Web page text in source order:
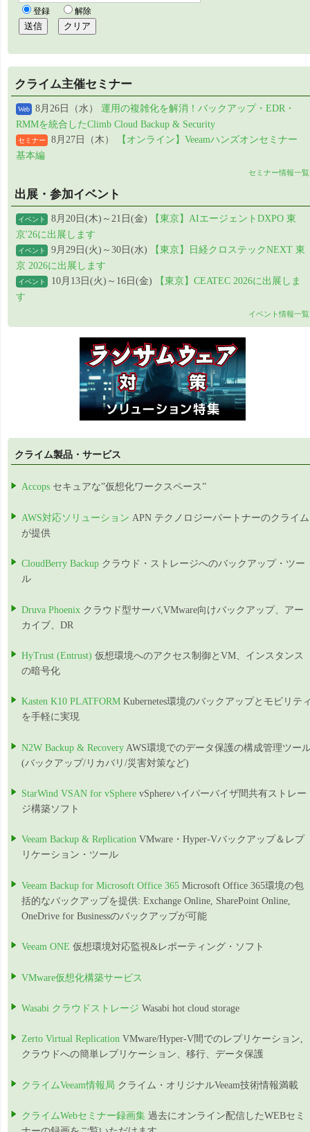
クライム主催セミナー
Web 8月26日（水） 運用の複雑化を解消！バックアップ・EDR・
RMMを統合したClimb Cloud Backup & Security
セミナー 8月27日（木）
【オンライン】Veeamハンズオンセミナー
基本編
セミナー情報一覧
出展・参加イベント
イベント 8月20日(木)～21日(金)
【東京】AIエージェントDXPO 東
京'26に出展します
イベント 9月29日(火)～30日(水)
【東京】日経クロステックNEXT 東
京 2026に出展します
イベント 10月13日(火)～16日(金)
【東京】CEATEC 2026に出展しま
す
イベント情報一覧
クライム製品・サービス
Accops セキュアな”仮想化ワークスペース”
AWS対応ソリューション APN テクノロジーパートナーのクライム
が提供
CloudBerry Backup クラウド・ストレージへのバックアップ・ツー
ル
Druva Phoenix クラウド型サーバ,VMware向けバックアップ、アー
カイブ、DR
HyTrust (Entrust) 仮想環境へのアクセス制御とVM、インスタンス
の暗号化
Kasten K10 PLATFORM Kubernetes環境のバックアップとモビリテ
を手軽に実現
N2W Backup & Recovery AWS環境でのデータ保護の構成管理ツー
(バックアップ/リカバリ/災害対策など)
StarWind VSAN for vSphere vSphereハイパーバイザ間共有ストレー
ジ構築ソフト
Veeam Backup & Replication VMware・Hyper-Vバックアップ＆レプ
リケーション・ツール
Veeam Backup for Microsoft Office 365 Microsoft Office 365環境の包
括的なバックアップを提供: Exchange Online, SharePoint Online,
OneDrive for Businessのバックアップが可能
Veeam ONE 仮想環境対応監視&レポーティング・ソフト
VMware仮想化構築サービス
Wasabi クラウドストレージ Wasabi hot cloud storage
Zerto Virtual Replication VMware/Hyper-V間でのレプリケーション,
クラウドへの簡単レプリケーション、移行、データ保護
クライムVeeam情報局 クライム・オリジナルVeeam技術情報満載
クライムWebセミナー録画集 過去にオンライン配信したWEBセミ